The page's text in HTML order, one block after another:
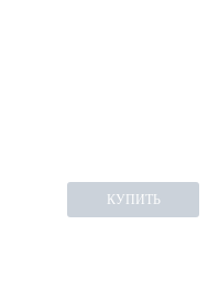
КУПИТЬ